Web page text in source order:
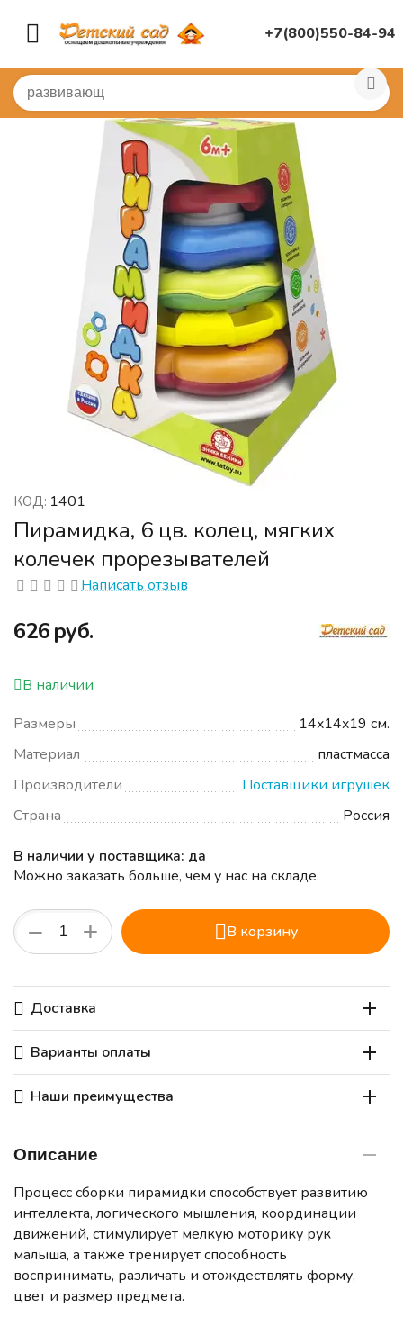
+7(800)550-84-94
Главная / ДИДАКТИЧЕСКИЕ ИГРЫ Развивающие
КОД: 1401
Пирамидка, 6 цв. колец, мягких
колечек прорезывателей
Написать отзыв
‍626‍руб.
В наличии
Размеры
14x14x19 см.
Материал
пластмасса
Производители
Поставщики игрушек
Страна
Россия
В наличии у поставщика: да
Можно заказать больше, чем у нас на складе.
+
− В корзину
Доставка
Варианты оплаты
Наши преимущества
Описание
Процесс сборки пирамидки способствует развитию
интеллекта, логического мышления, координации
движений, стимулирует мелкую моторику рук
малыша, а также тренирует способность
воспринимать, различать и отождествлять форму,
цвет и размер предмета.